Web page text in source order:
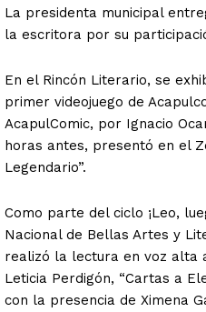
La presidenta municipal
la escritora por su
En el Rincón Literario, se
primer videojuego de
AcapulComic, por Ignacio
horas antes, presentó en el
Legendario”.
Como parte del ciclo ¡Leo,
Nacional de Bellas Artes y
realizó la lectura en voz alta
Leticia Perdigón, “Cartas a
con la presencia de Ximena